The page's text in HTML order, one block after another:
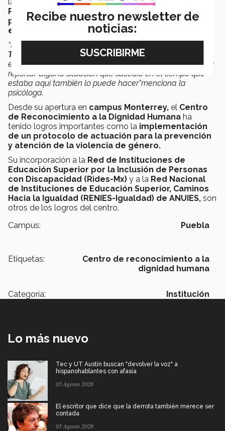
Puebla,
para ofrecer
orientación referente al
protocolo a seguir y a brindar ayuda psicológica
en caso de ser necesario.
“La ayuda es
Tec de Monterrey,
los casos tienen vigencia de
eso quiere decir que si hubiera algúnEXATECque quisiera
reportar alguna situación que sucedió en el tiempo que
estaba aquí también lo puede hacer”menciona la
psicóloga.
Desde su apertura en campus Monterrey, el Centro
de Reconocimiento a la Dignidad Humana ha
tenido logros importantes como la implementación
de un protocolo de actuación para la prevención
y atención de la violencia de género.
Su incorporación a la Red de Instituciones de
Educación Superior por la Inclusión de Personas
con Discapacidad (Rides-Mx) y a la Red Nacional
de Instituciones de Educación Superior, Caminos
Hacia la Igualdad (RENIES-Igualdad) de ANUIES, son
otros de los logros del centro.
Campus:
Puebla
Etiquetas:
Centro de reconocimiento a la
dignidad humana
Categoría: Institución
Lo más nuevo
Tec y UT Austin buscan "devolver la voz" a
hispanohablantes con afasia
05 Agosto 2026
El escritor que dice que la derrota también merece ser
contada
05 Agosto 2026
Recibe nuestro newsletter de
noticias: